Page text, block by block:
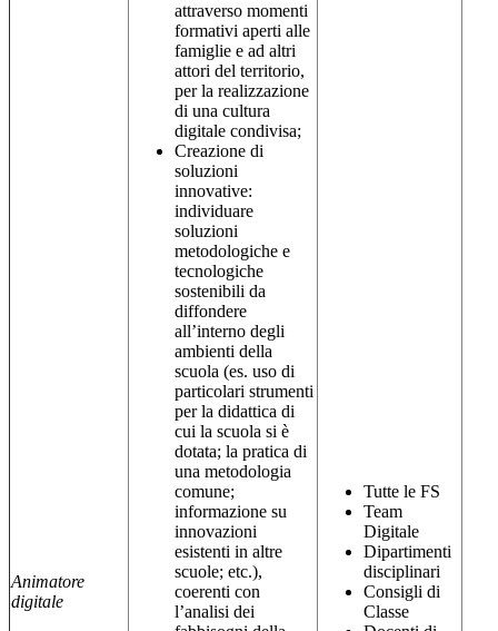
Animatore
digitale
attraverso momenti
formativi aperti alle
famiglie e ad altri
attori del territorio,
per la realizzazione
di una cultura
digitale condivisa;
Creazione di
soluzioni
innovative:
individuare
soluzioni
metodologiche e
tecnologiche
sostenibili da
diffondere
all’interno degli
ambienti della
scuola (es. uso di
particolari strumenti
per la didattica di
cui la scuola si è
dotata; la pratica di
una metodologia
comune;
informazione su
innovazioni
esistenti in altre
scuole; etc.),
coerenti con
l’analisi dei
Tutte le FS
Team
Digitale
Dipartimenti
disciplinari
Consigli di
Classe